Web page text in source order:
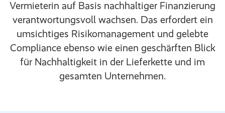
Vermieterin auf Basis nachhaltiger Finanzierung
verantwortungsvoll wachsen. Das erfordert ein
umsichtiges Risikomanagement und gelebte
Compliance ebenso wie einen geschärften Blick
für Nachhaltigkeit in der Lieferkette und im
gesamten Unternehmen.